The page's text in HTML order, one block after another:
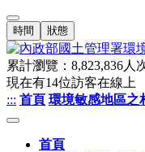
時間 狀態
累計瀏覽： 8,823,836人
現在有14位訪客在線上
::: 首頁 環境敏感地區之
首頁